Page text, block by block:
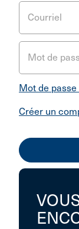
Courriel
Mot de
Mot de passe
Créer un